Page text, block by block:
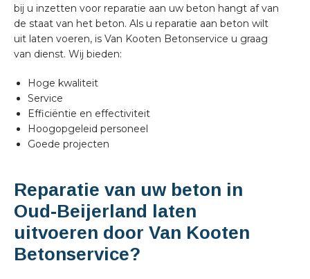
bij u inzetten voor reparatie aan uw beton hangt af van
de staat van het beton. Als u reparatie aan beton wilt
uit laten voeren, is Van Kooten Betonservice u graag
van dienst. Wij bieden:
Hoge kwaliteit
Service
Efficiëntie en effectiviteit
Hoogopgeleid personeel
Goede projecten
Reparatie van uw beton in
Oud-Beijerland laten
uitvoeren door Van Kooten
Betonservice?